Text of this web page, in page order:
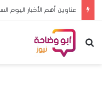
عناوين أهم الأخبار اليوم السبت ٨ اغسطس
بحث عن